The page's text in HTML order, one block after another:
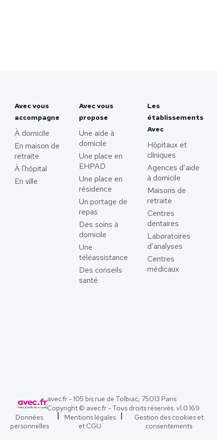
Avec vous
accompagne
À domicile
En maison de
retraite
À l'hôpital
En ville
Avec vous
propose
Une aide à
domicile
Une place en
EHPAD
Une place en
résidence
Un portage de
repas
Des soins à
domicile
Une
téléassistance
Des conseils
santé
Les
établissements
Avec
Hôpitaux et
cliniques
Agences d’aide
à domicile
Maisons de
retraite
Centres
dentaires
Laboratoires
d’analyses
Centres
médicaux
avec.fr - 105 bis rue de Tolbiac, 75013 Paris
Copyright © avec.fr - Tous droits réservés. v1.0.169
Données
personnelles
Mentions légales
et CGU
Gestion des cookies et
consentements